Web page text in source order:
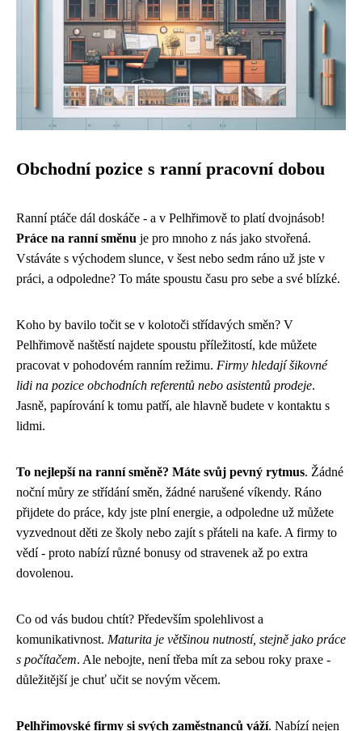
Obchodní pozice s ranní pracovní dobou
Ranní ptáče dál doskáče - a v Pelhřimově to platí dvojnásob!
Práce na ranní směnu je pro mnoho z nás jako stvořená.
Vstáváte s východem slunce, v šest nebo sedm ráno už jste v
práci, a odpoledne? To máte spoustu času pro sebe a své blízké.
Koho by bavilo točit se v kolotoči střídavých směn? V
Pelhřimově naštěstí najdete spoustu příležitostí, kde můžete
pracovat v pohodovém ranním režimu. Firmy hledají šikovné
lidi na pozice obchodních referentů nebo asistentů prodeje.
Jasně, papírování k tomu patří, ale hlavně budete v kontaktu s
lidmi.
To nejlepší na ranní směně? Máte svůj pevný rytmus. Žádné
noční můry ze střídání směn, žádné narušené víkendy. Ráno
přijdete do práce, kdy jste plní energie, a odpoledne už můžete
vyzvednout děti ze školy nebo zajít s přáteli na kafe. A firmy to
vědí - proto nabízí různé bonusy od stravenek až po extra
dovolenou.
Co od vás budou chtít? Především spolehlivost a
komunikativnost. Maturita je většinou nutností, stejně jako práce
s počítačem. Ale nebojte, není třeba mít za sebou roky praxe -
důležitější je chuť učit se novým věcem.
Pelhřimovské firmy si svých zaměstnanců váží. Nabízí nejen